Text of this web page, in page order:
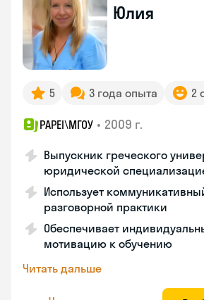
Юлия
5 3 года опыта 2
PAPEI\MГОУ • 2009 г.
Выпускник греческого
юридической
Использует
разговорной практики
Обеспечивает
мотивацию к обучению
Читать дальше